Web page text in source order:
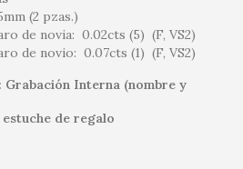
(2 pzas.)
de novia: 0.02cts (5) (F, VS2)
de novio: 0.07cts (1) (F, VS2)
Grabación Interna (nombre y
de regalo